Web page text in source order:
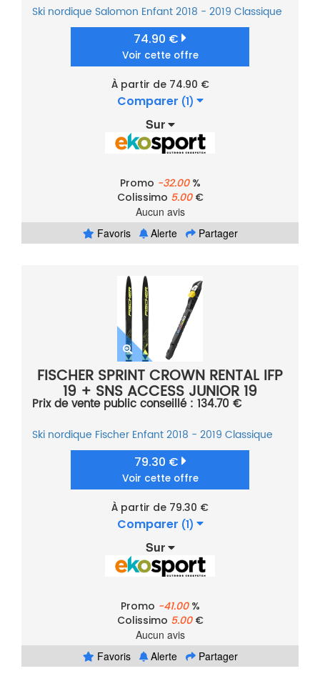
Ski nordique Salomon Enfant2018 - 2019 Classique
74.90 €
Voir cette offre
À partir de 74.90 €
Comparer (1)
Sur
Promo -32.00%
Colissimo 5.00€
Aucun avis
Favoris
Alerte Partager
FISCHER SPRINT CROWN RENTAL IFP
19 + SNS ACCESS JUNIOR 19
Prix de vente public conseillé : 134.70 €
Ski nordique Fischer Enfant2018 - 2019 Classique
79.30 €
Voir cette offre
À partir de 79.30 €
Comparer (1)
Sur
Promo -41.00%
Colissimo 5.00€
Aucun avis
Favoris
Alerte Partager